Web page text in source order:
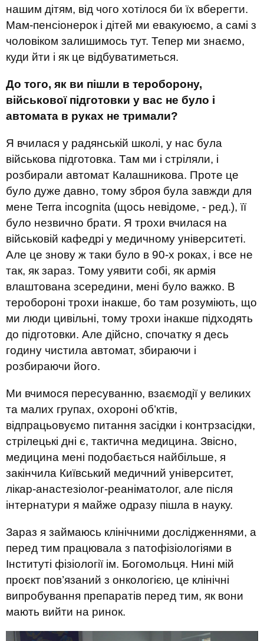
нашим дітям, від чого хотілося би їх вберегти.
Мам-пенсіонерок і дітей ми евакуюємо, а самі з
чоловіком залишимось тут. Тепер ми знаємо,
куди йти і як це відбуватиметься.
До того, як ви пішли в тероборону,
військової підготовки у вас не було і
автомата в руках не тримали?
Я вчилася у радянській школі, у нас була
військова підготовка. Там ми і стріляли, і
розбирали автомат Калашникова. Проте це
було дуже давно, тому зброя була завжди для
мене Terra incognita (щось невідоме, - ред.), її
було незвично брати. Я трохи вчилася на
військовій кафедрі у медичному університеті.
Але це знову ж таки було в 90-х роках, і все не
так, як зараз. Тому уявити собі, як армія
влаштована зсередини, мені було важко. В
теробороні трохи інакше, бо там розуміють, що
ми люди цивільні, тому трохи інакше підходять
до підготовки. Але дійсно, спочатку я десь
годину чистила автомат, збираючи і
розбираючи його.
Ми вчимося пересуванню, взаємодії у великих
та малих групах, охороні об’ктів,
відпрацьовуємо питання засідки і контрзасідки,
стрілецькі дні є, тактична медицина. Звісно,
медицина мені подобається найбільше, я
закінчила Київський медичний університет,
лікар-анастезіолог-реаніматолог, але після
інтернатури я майже одразу пішла в науку.
Зараз я займаюсь клінічними дослідженнями, а
перед тим працювала з патофізіологіями в
Інституті фізіології ім. Богомольця. Нині мій
проєкт пов’язаний з онкологією, це клінічні
випробування препаратів перед тим, як вони
мають вийти на ринок.